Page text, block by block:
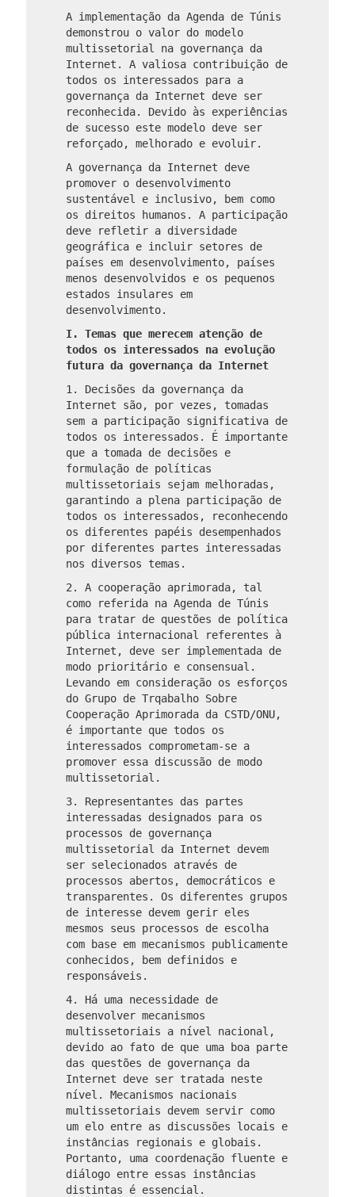
A implementação da Agenda de Túnis
demonstrou o valor do modelo
multissetorial na governança da
Internet. A valiosa contribuição de
todos os interessados ​​para a
governança da Internet deve ser
reconhecida. Devido às experiências
de sucesso este modelo deve ser
reforçado, melhorado e evoluir.
A governança da Internet deve
promover o desenvolvimento
sustentável e inclusivo, bem como
os direitos humanos. A participação
deve refletir a diversidade
geográfica e incluir setores de
países em desenvolvimento, países
menos desenvolvidos e os pequenos
estados insulares em
desenvolvimento.
I. Temas que merecem atenção de
todos os interessados ​​na evolução
futura da governança da Internet
1. Decisões da governança da
Internet são, por vezes, tomadas
sem a participação significativa de
todos os interessados. É importante
que a tomada de decisões e
formulação de políticas
multissetoriais sejam melhoradas,
garantindo a plena participação de
todos os interessados, reconhecendo
os diferentes papéis desempenhados
por diferentes partes interessadas
nos diversos temas.
2. A cooperação aprimorada, tal
como referida na Agenda de Túnis
para tratar de questões de política
pública internacional referentes à
Internet, deve ser implementada de
modo prioritário e consensual.
Levando em consideração os esforços
do Grupo de Trqabalho Sobre
Cooperação Aprimorada da CSTD/ONU,
é importante que todos os
interessados comprometam-se a
promover essa discussão de modo
multissetorial.
3. Representantes das partes
interessadas designados para os
processos de governança
multissetorial da Internet devem
ser selecionados através de
processos abertos, democráticos e
transparentes. Os diferentes grupos
de interesse devem gerir eles
mesmos seus processos de escolha
com base em mecanismos publicamente
conhecidos, bem definidos e
responsáveis.
4. Há uma necessidade de
desenvolver mecanismos
multissetoriais a nível nacional,
devido ao fato de que uma boa parte
das questões de governança da
Internet deve ser tratada neste
nível. Mecanismos nacionais
multissetoriais devem servir como
um elo entre as discussões locais e
instâncias regionais e globais.
Portanto, uma coordenação fluente e
diálogo entre essas instâncias
distintas é essencial.